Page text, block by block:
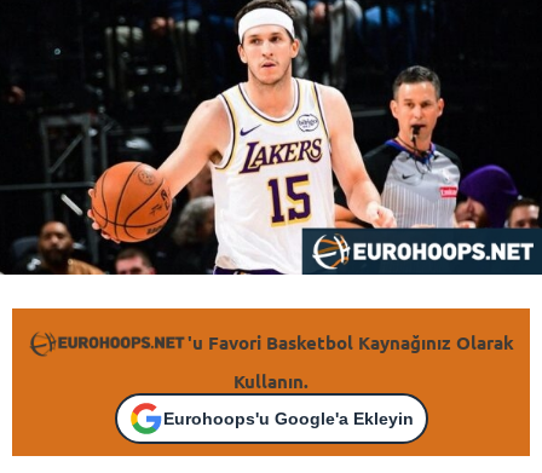
'u Favori Basketbol Kaynağınız Olarak
Kullanın.
Eurohoops'u Google'a Ekleyin